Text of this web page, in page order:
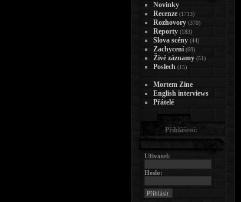
Novinky
Recenze (1713)
Rozhovory (370)
Reporty (183)
Slova scény (44)
Zachycení (69)
Živé záznamy (51)
Poslech (15)
Mortem Zine
English interviews
Přátelé
Přihlášení:
Uživatel:
Heslo: